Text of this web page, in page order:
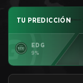
TU PREDICCIÓN
EDG
9%